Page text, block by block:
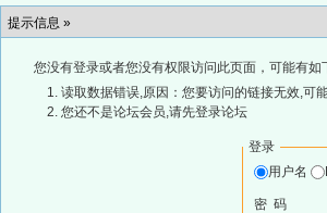
提示信息 »
您没有登录或者您没有权限访问此页面，可能有如
读取数据错误,原因：您要访问的链接无效,可
您还不是论坛会员,请先登录论坛
登录
用户名
密 码